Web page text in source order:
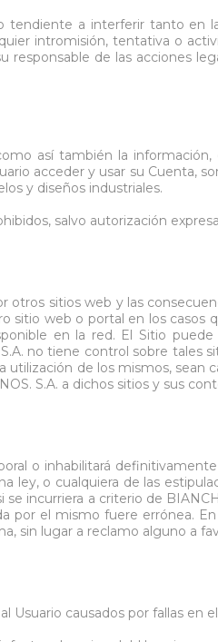
a interferir tanto en
intromisión, tentativa o
de las acciones
así también la
acceder y usar su Cuenta,
y diseños industriales.
salvo autorización
sitios web y las
web o portal en los casos
en la red. El Sitio
no tiene control sobre tales
de los mismos,
S.A. a dichos sitios y sus
o inhabilitará
ley, o cualquiera de las
incurriera a criterio de
por el mismo fuere errónea.
sin lugar a reclamo alguno a
Usuario causados por fallas en